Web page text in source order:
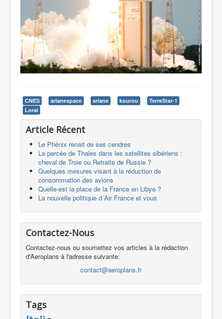
CNES arianespace ariane kourou
TerreStar-1
Loral
Article Récent
Le Phénix renait de ses cendres
La percée de Thales dans les satellites sibériens :
cheval de Troie ou Retraite de Russie ?
Quelques mesures visant à la réduction de
consommation des avions
Quelle-est la place de la France en Libye ?
La nouvelle politique d´Air France et vous
Contactez-Nous
Contactez-nous ou soumettez vos articles à la rédaction
d'Aeroplans à l'adresse suivante:
contact@aeroplans.fr
Tags